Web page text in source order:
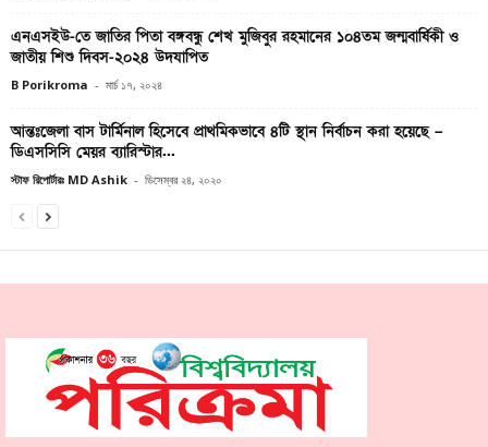
এনএসইউ-তে জাতির পিতা বঙ্গবন্ধু শেখ মুজিবুর রহমানের ১০৪তম জন্মবার্ষিকী ও
জাতীয় শিশু দিবস-২০২৪ উদযাপিত
B Porikroma - মার্চ ১৭, ২০২৪
আন্তঃজেলা বাস টার্মিনাল হিসেবে প্রাথমিকভাবে ৪টি স্থান নির্বাচন করা হয়েছে –
ডিএসসিসি মেয়র ব্যারিস্টার...
স্টাফ রিপোর্টারঃ MD Ashik - ডিসেম্বর ২৪, ২০২০